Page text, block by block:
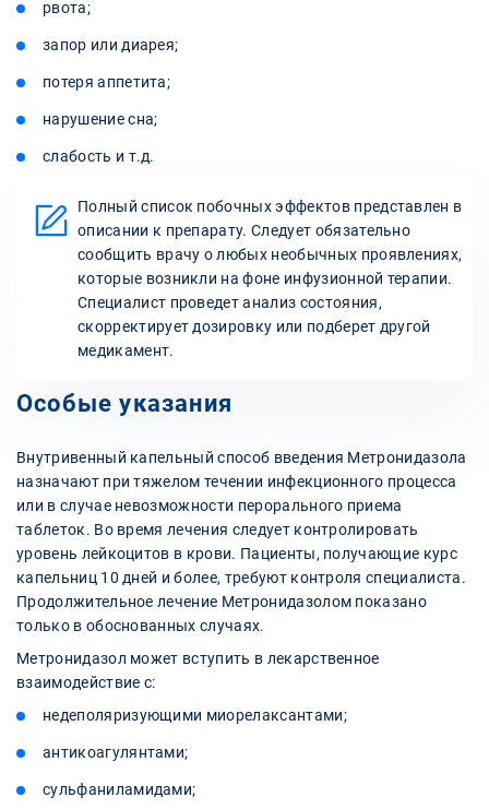
рвота;
запор или диарея;
потеря аппетита;
нарушение сна;
слабость и т.д.
Полный список побочных эффектов представлен в
описании к препарату. Следует обязательно
сообщить врачу о любых необычных проявлениях,
которые возникли на фоне инфузионной терапии.
Специалист проведет анализ состояния,
скорректирует дозировку или подберет другой
медикамент.
Особые указания
Внутривенный капельный способ введения Метронидазола
назначают при тяжелом течении инфекционного процесса
или в случае невозможности перорального приема
таблеток. Во время лечения следует контролировать
уровень лейкоцитов в крови. Пациенты, получающие курс
капельниц 10 дней и более, требуют контроля специалиста.
Продолжительное лечение Метронидазолом показано
только в обоснованных случаях.
Метронидазол может вступить в лекарственное
взаимодействие с:
недеполяризующими миорелаксантами;
антикоагулянтами;
сульфаниламидами;